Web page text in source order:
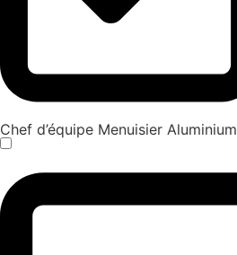
Chef d’équipe Menuisier Aluminium